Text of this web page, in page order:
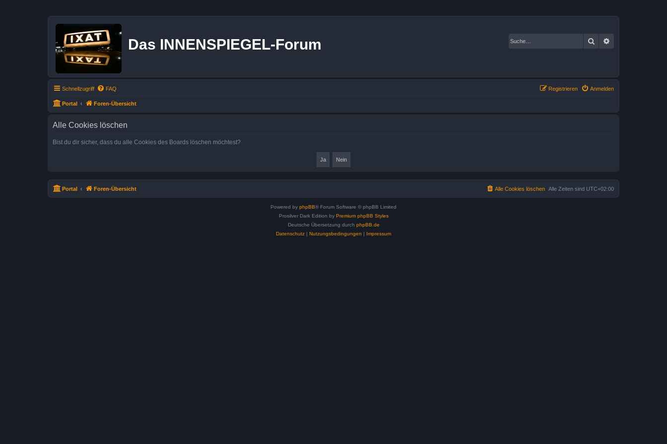
Das INNENSPIEGEL-Forum Suche
Schnellzugriff FAQ Anmelden
Registrieren
Portal Foren-Übersicht
Alle Cookies löschen
Bist du dir sicher, dass du alle Cookies des Boards löschen möchtest?
Portal Foren-Übersicht Alle Zeiten sind UTC+02:00
Alle Cookies löschen
Powered by phpBB® Forum Software © phpBB Limited
Prosilver Dark Edition by Premium phpBB Styles
Deutsche Übersetzung durch phpBB.de
Datenschutz | Nutzungsbedingungen | Impressum